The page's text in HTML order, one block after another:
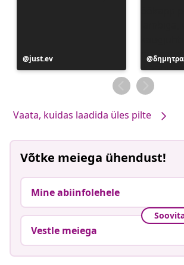
Postitus
avaldatud
just.ev
Postitus
Vaata, kuidas laadida üles pilte
Võtke meiega ühendust!
Mine abiinfolehele
Vestle meiega